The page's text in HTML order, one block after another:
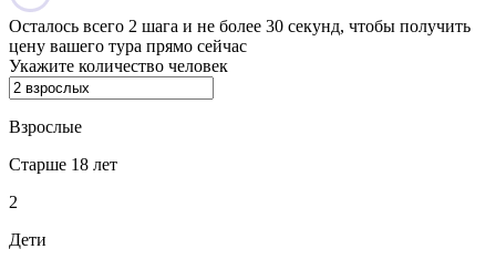
Осталось всего 2 шага и не более 30 секунд, чтобы получить
цену вашего тура прямо сейчас
Укажите количество человек
Взрослые
Старше 18 лет
2
Дети